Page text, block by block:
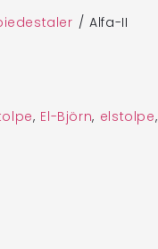
/Alfa-II
, El-Björn, elstolpe,